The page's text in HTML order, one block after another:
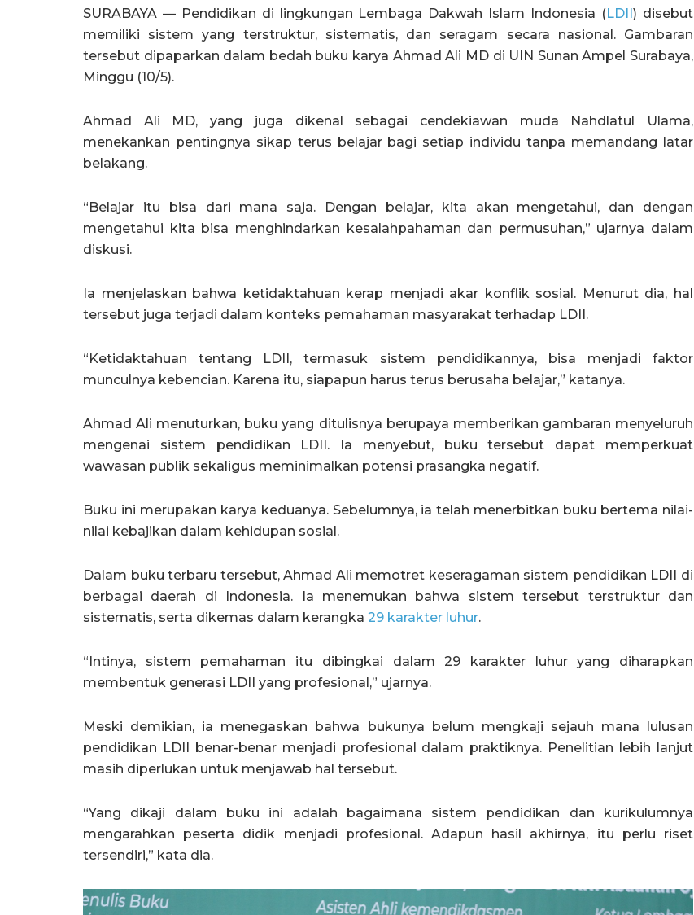
SURABAYA — Pendidikan di lingkungan Lembaga Dakwah Islam Indonesia (LDII) disebut
memiliki sistem yang terstruktur, sistematis, dan seragam secara nasional. Gambaran
tersebut dipaparkan dalam bedah buku karya Ahmad Ali MD di UIN Sunan Ampel Surabaya,
Minggu (10/5).
Ahmad Ali MD, yang juga dikenal sebagai cendekiawan muda Nahdlatul Ulama,
menekankan pentingnya sikap terus belajar bagi setiap individu tanpa memandang latar
belakang.
“Belajar itu bisa dari mana saja. Dengan belajar, kita akan mengetahui, dan dengan
mengetahui kita bisa menghindarkan kesalahpahaman dan permusuhan,” ujarnya dalam
diskusi.
Ia menjelaskan bahwa ketidaktahuan kerap menjadi akar konflik sosial. Menurut dia, hal
tersebut juga terjadi dalam konteks pemahaman masyarakat terhadap LDII.
“Ketidaktahuan tentang LDII, termasuk sistem pendidikannya, bisa menjadi faktor
munculnya kebencian. Karena itu, siapapun harus terus berusaha belajar,” katanya.
Ahmad Ali menuturkan, buku yang ditulisnya berupaya memberikan gambaran menyeluruh
mengenai sistem pendidikan LDII. Ia menyebut, buku tersebut dapat memperkuat
wawasan publik sekaligus meminimalkan potensi prasangka negatif.
Buku ini merupakan karya keduanya. Sebelumnya, ia telah menerbitkan buku bertema nilai-
nilai kebajikan dalam kehidupan sosial.
Dalam buku terbaru tersebut, Ahmad Ali memotret keseragaman sistem pendidikan LDII di
berbagai daerah di Indonesia. Ia menemukan bahwa sistem tersebut terstruktur dan
sistematis, serta dikemas dalam kerangka 29 karakter luhur.
“Intinya, sistem pemahaman itu dibingkai dalam 29 karakter luhur yang diharapkan
membentuk generasi LDII yang profesional,” ujarnya.
Meski demikian, ia menegaskan bahwa bukunya belum mengkaji sejauh mana lulusan
pendidikan LDII benar-benar menjadi profesional dalam praktiknya. Penelitian lebih lanjut
masih diperlukan untuk menjawab hal tersebut.
“Yang dikaji dalam buku ini adalah bagaimana sistem pendidikan dan kurikulumnya
mengarahkan peserta didik menjadi profesional. Adapun hasil akhirnya, itu perlu riset
tersendiri,” kata dia.